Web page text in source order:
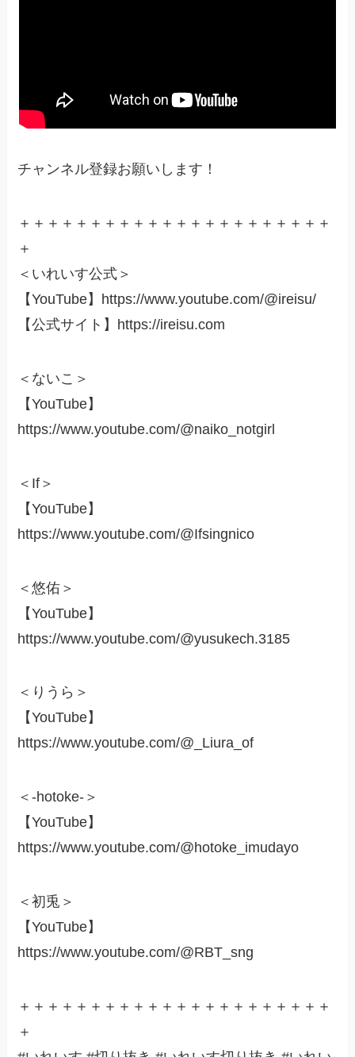
チャンネル登録お願いします！
＋＋＋＋＋＋＋＋＋＋＋＋＋＋＋＋＋＋＋＋＋＋
＋
＜いれいす公式＞
【YouTube】https://www.youtube.com/@ireisu/
【公式サイト】https://ireisu.com
＜ないこ＞
【YouTube】
https://www.youtube.com/@naiko_notgirl
＜If＞
【YouTube】
https://www.youtube.com/@Ifsingnico
＜悠佑＞
【YouTube】
https://www.youtube.com/@yusukech.3185
＜りうら＞
【YouTube】
https://www.youtube.com/@_Liura_of
＜-hotoke-＞
【YouTube】
https://www.youtube.com/@hotoke_imudayo
＜初兎＞
【YouTube】
https://www.youtube.com/@RBT_sng
＋＋＋＋＋＋＋＋＋＋＋＋＋＋＋＋＋＋＋＋＋＋
＋